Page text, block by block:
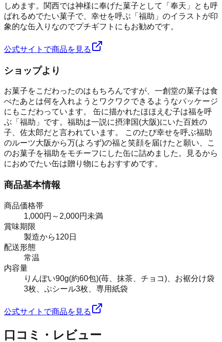
しめます。関西では神様に奉げた菓子として「奉天」とも呼
ばれるめでたい菓子で、幸せを呼ぶ「福助」のイラストが印
象的な缶入りなのでプチギフトにもお勧めです。
公式サイトで商品を見る
ショップより
お菓子をこだわったのはもちろんですが、一創堂の菓子は食
べたあとは何を入れようとワクワクできるようなパッケージ
にもこだわっています。 缶に描かれたほほえむ子は福を呼
ぶ「福助」です。福助は一説に摂津国(大阪)にいた百姓の
子、佐太郎だと言われています。 このたび幸せを呼ぶ福助
のルーツ大阪から万(よろず)の福と笑顔を届けたと願い、こ
のお菓子を福助をモチーフにした缶に詰めました。見るから
におめでたい缶は贈り物にもおすすめです。
商品基本情報
商品価格帯
1,000円～2,000円未満
賞味期限
製造から120日
配送形態
常温
内容量
りんぽい90g(約60包)(苺、抹茶、チョコ)、お裾分け袋
3枚、ぷシール3枚、専用紙袋
公式サイトで商品を見る
口コミ・レビュー